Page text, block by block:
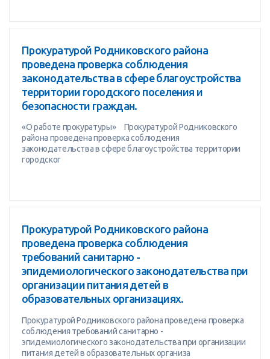
Прокуратурой Родниковского района
проведена проверка соблюдения
законодательства в сфере благоустройства
территории городского поселения и
безопасности граждан.
«О работе прокуратуры» Прокуратурой Родниковского
района проведена проверка соблюдения
законодательства в сфере благоустройства территории
городског
Прокуратурой Родниковского района
проведена проверка соблюдения
требований санитарно -
эпидемиологического законодательства при
организации питания детей в
образовательных организациях.
Прокуратурой Родниковского района проведена проверка
соблюдения требований санитарно -
эпидемиологического законодательства при организации
питания детей в образовательных организа